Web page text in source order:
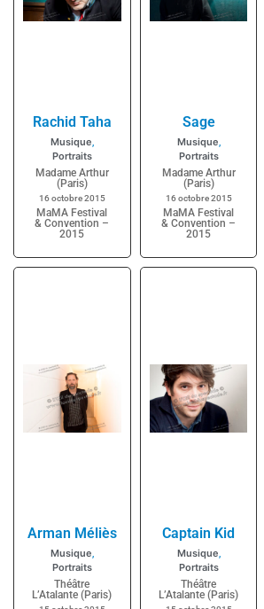
Rachid Taha
Musique,
Portraits
Madame Arthur
(Paris)
16 octobre 2015
MaMA Festival
& Convention –
2015
Sage
Musique,
Portraits
Madame Arthur
(Paris)
16 octobre 2015
MaMA Festival
& Convention –
2015
Arman Méliès
Musique,
Portraits
Théâtre
L’Atalante (Paris)
Captain Kid
Musique,
Portraits
Théâtre
L’Atalante (Paris)